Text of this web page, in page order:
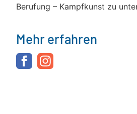
Berufung – Kampfkunst zu
Mehr erfahren